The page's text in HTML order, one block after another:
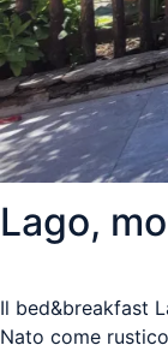
Lago,
Il bed&breakfast
Nato come